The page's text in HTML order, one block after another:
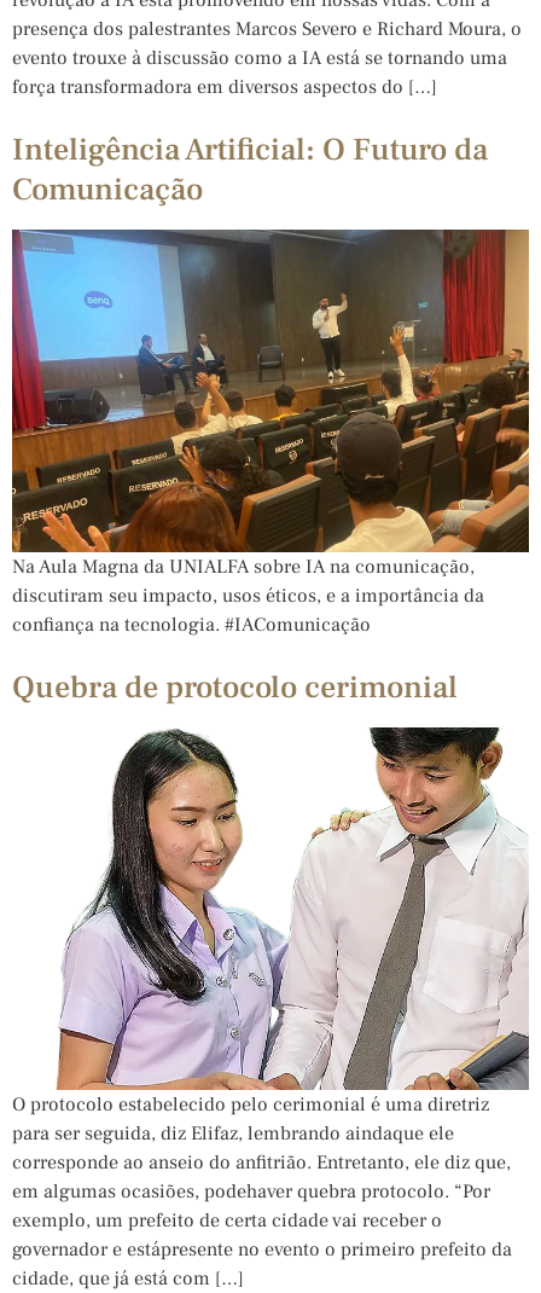
presença dos palestrantes Marcos Severo e Richard Moura, o
evento trouxe à discussão como a IA está se tornando uma
força transformadora em diversos aspectos do […]
Inteligência Artificial: O Futuro da
Comunicação
Na Aula Magna da UNIALFA sobre IA na comunicação,
discutiram seu impacto, usos éticos, e a importância da
confiança na tecnologia. #IAComunicação
Quebra de protocolo cerimonial
O protocolo estabelecido pelo cerimonial é uma diretriz
para ser seguida, diz Elifaz, lembrando aindaque ele
corresponde ao anseio do anfitrião. Entretanto, ele diz que,
em algumas ocasiões, podehaver quebra protocolo. “Por
exemplo, um prefeito de certa cidade vai receber o
governador e estápresente no evento o primeiro prefeito da
cidade, que já está com […]